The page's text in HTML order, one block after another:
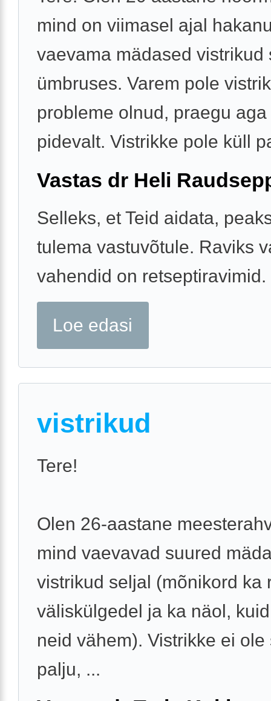
mind on viimasel ajal
vaevama mädased vistrikud
ümbruses. Varem pole
probleme olnud, praegu
pidevalt. Vistrikke pole küll
Vastas dr Heli
Selleks, et Teid aidata,
tulema vastuvõtule. Raviks
vahendid on retseptiravimid.
Loe edasi
vistrikud
Tere!
Olen 26-aastane
mind vaevavad suured
vistrikud seljal (mõnikord ka
väliskülgedel ja ka näol,
neid vähem). Vistrikke ei ole
palju, ...